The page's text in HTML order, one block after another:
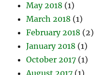
May 2018 (1)
March 2018 (1)
February 2018 (2)
January 2018 (1)
October 2017 (1)